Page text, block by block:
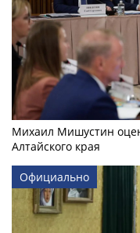
Михаил Мишустин
Алтайского края
Официально